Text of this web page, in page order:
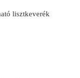
lisztkeverék